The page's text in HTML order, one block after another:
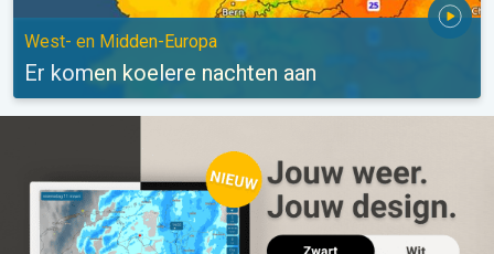
West- en Midden-Europa
Er komen koelere nachten aan